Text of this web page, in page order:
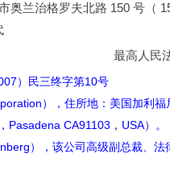
奥兰治格罗夫北路 150 号（
最高人民
）民三终字第10号
），住所地：美国加利福
， Pasadena CA91103 ， USA）。
），该公司高级副总裁、法